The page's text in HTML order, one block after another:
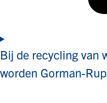
Bij de recycling van
worden Gorman-